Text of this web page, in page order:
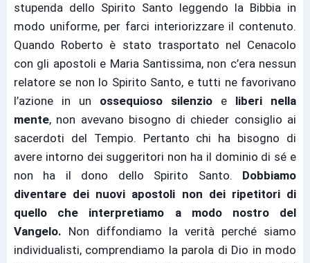
stupenda dello Spirito Santo leggendo la Bibbia in
modo uniforme, per farci interiorizzare il contenuto.
Quando Roberto è stato trasportato nel Cenacolo
con gli apostoli e Maria Santissima, non c’era nessun
relatore se non lo Spirito Santo, e tutti ne favorivano
l’azione in un ossequioso silenzio e liberi nella
mente, non avevano bisogno di chieder consiglio ai
sacerdoti del Tempio. Pertanto chi ha bisogno di
avere intorno dei suggeritori non ha il dominio di sé e
non ha il dono dello Spirito Santo. Dobbiamo
diventare dei nuovi apostoli non dei ripetitori di
quello che interpretiamo a modo nostro del
Vangelo. Non diffondiamo la verità perché siamo
individualisti, comprendiamo la parola di Dio in modo